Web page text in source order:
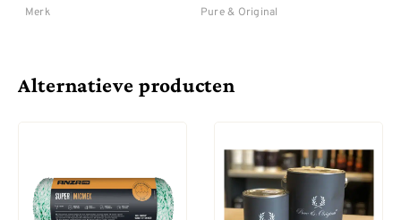
Merk Pure & Original
Alternatieve producten